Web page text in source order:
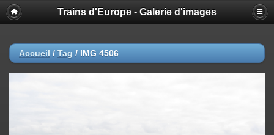
Trains d'Europe - Galerie d'images
Accueil / Tag / IMG 4506